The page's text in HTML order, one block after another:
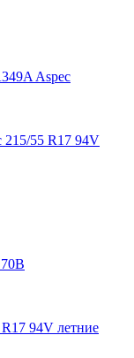
55 R17 94V
94V летние